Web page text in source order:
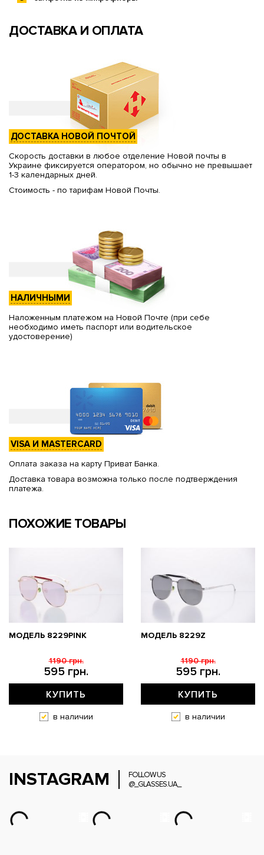
ДОСТАВКА И ОПЛАТА
ДОСТАВКА НОВОЙ ПОЧТОЙ
Скорость доставки в любое отделение Новой почты в
Украине фиксируется оператором, но обычно не превышает
1-3 календарных дней.
Стоимость - по тарифам Новой Почты.
НАЛИЧНЫМИ
Наложенным платежом на Новой Почте (при себе
необходимо иметь паспорт или водительское
удостоверение)
VISA И MASTERCARD
Оплата заказа на карту Приват Банка.
Доставка товара возможна только после подтверждения
платежа.
ПОХОЖИЕ ТОВАРЫ
МОДЕЛЬ 8229PINK
595 грн.
1190 грн.
КУПИТЬ
в наличии
МОДЕЛЬ 8229Z
595 грн.
1190 грн.
КУПИТЬ
в наличии
INSTAGRAM
FOLLOW US
@_GLASSES.UA_